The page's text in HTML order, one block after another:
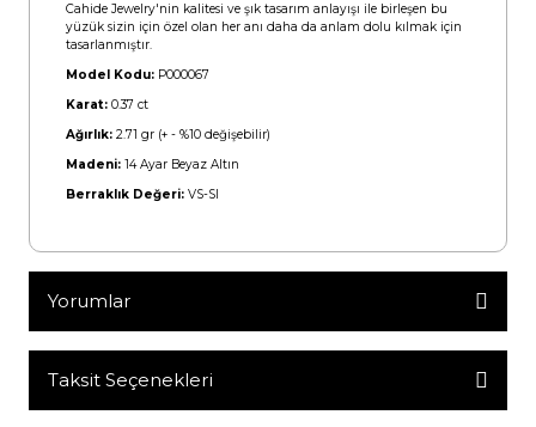
Cahide Jewelry'nin kalitesi ve şık tasarım anlayışı ile birleşen bu
yüzük sizin için özel olan her anı daha da anlam dolu kılmak için
tasarlanmıştır.
Model Kodu: P000067
Karat: 0.37 ct
Ağırlık: 2.71 gr (+ - %10 değişebilir)
Madeni: 14 Ayar Beyaz Altın
Berraklık Değeri: VS-SI
Yorumlar
Bu ürüne ilk yorumu siz yapın!
Taksit Seçenekleri